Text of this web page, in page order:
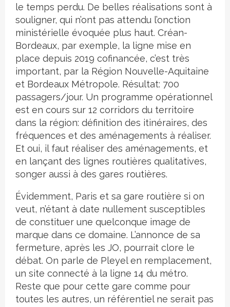
le temps perdu. De belles réalisations sont à
souligner, qui n’ont pas attendu l’onction
ministérielle évoquée plus haut. Créan-
Bordeaux, par exemple, la ligne mise en
place depuis 2019 cofinancée, c’est très
important, par la Région Nouvelle-Aquitaine
et Bordeaux Métropole. Résultat: 700
passagers/jour. Un programme opérationnel
est en cours sur 12 corridors du territoire
dans la région: définition des itinéraires, des
fréquences et des aménagements à réaliser.
Et oui, il faut réaliser des aménagements, et
en lançant des lignes routières qualitatives,
songer aussi à des gares routières.
Évidemment, Paris et sa gare routière si on
veut, n’étant à date nullement susceptibles
de constituer une quelconque image de
marque dans ce domaine. L’annonce de sa
fermeture, après les JO, pourrait clore le
débat. On parle de Pleyel en remplacement,
un site connecté à la ligne 14 du métro.
Reste que pour cette gare comme pour
toutes les autres, un référentiel ne serait pas